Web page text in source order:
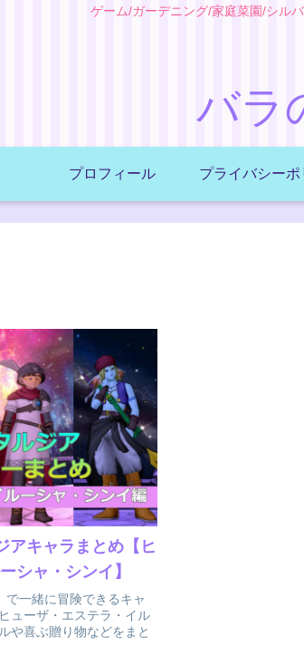
ゲーム/ガーデニング/家庭菜園/シル
バラ
プロフィール プライバシーポ
アキャラまとめ【ヒ
シャ・シンイ】
で一緒に冒険できるキャ
ューザ・エステラ・イル
や喜ぶ贈り物などをまと